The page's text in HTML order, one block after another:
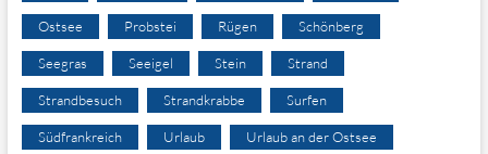
Ostsee Probstei Rügen Schönberg
Seegras Seeigel Stein Strand
Strandbesuch Strandkrabbe Surfen
Südfrankreich Urlaub Urlaub an der Ostsee